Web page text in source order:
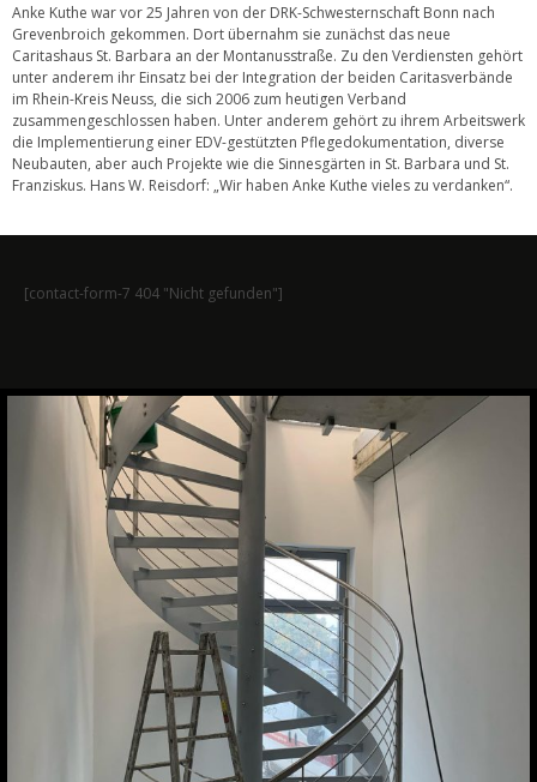
Anke Kuthe war vor 25 Jahren von der DRK-Schwesternschaft Bonn nach
Grevenbroich gekommen. Dort übernahm sie zunächst das neue
Caritashaus St. Barbara an der Montanusstraße. Zu den Verdiensten gehört
unter anderem ihr Einsatz bei der Integration der beiden Caritasverbände
im Rhein-Kreis Neuss, die sich 2006 zum heutigen Verband
zusammengeschlossen haben. Unter anderem gehört zu ihrem Arbeitswerk
die Implementierung einer EDV-gestützten Pflegedokumentation, diverse
Neubauten, aber auch Projekte wie die Sinnesgärten in St. Barbara und St.
Franziskus. Hans W. Reisdorf: „Wir haben Anke Kuthe vieles zu verdanken“.
[contact-form-7 404 "Nicht gefunden"]